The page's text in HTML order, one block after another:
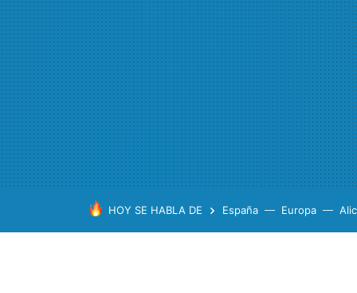
HOY SE HABLA DE España Europa